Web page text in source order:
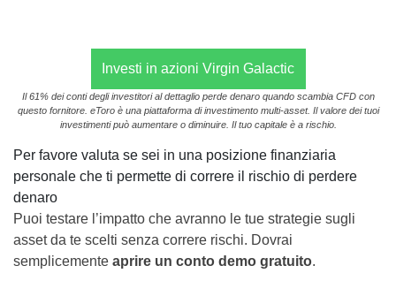
Investi in azioni Virgin Galactic
Il 61% dei conti degli investitori al dettaglio perde denaro quando scambia CFD con
questo fornitore. eToro è una piattaforma di investimento multi-asset. Il valore dei tuoi
investimenti può aumentare o diminuire. Il tuo capitale è a rischio.
Per favore valuta se sei in una posizione finanziaria
personale che ti permette di correre il rischio di perdere
denaro
Puoi testare l’impatto che avranno le tue strategie sugli
asset da te scelti senza correre rischi. Dovrai
semplicemente aprire un conto demo gratuito.